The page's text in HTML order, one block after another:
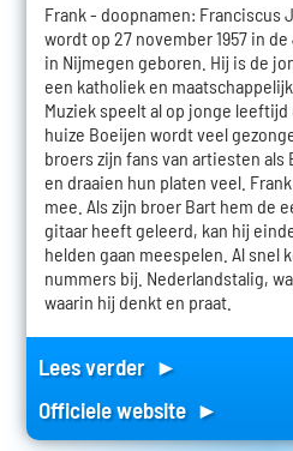
Frank - doopnamen: Franciscus
wordt op 27 november 1957 in
in Nijmegen geboren. Hij is de
een katholiek en
Muziek speelt al op jonge
huize Boeijen wordt veel
broers zijn fans van artiesten als
en draaien hun platen veel.
mee. Als zijn broer Bart hem de
gitaar heeft geleerd, kan hij
helden gaan meespelen. Al snel
nummers bij. Nederlandstalig,
waarin hij denkt en praat.
Lees verder ►
Officiele website ►